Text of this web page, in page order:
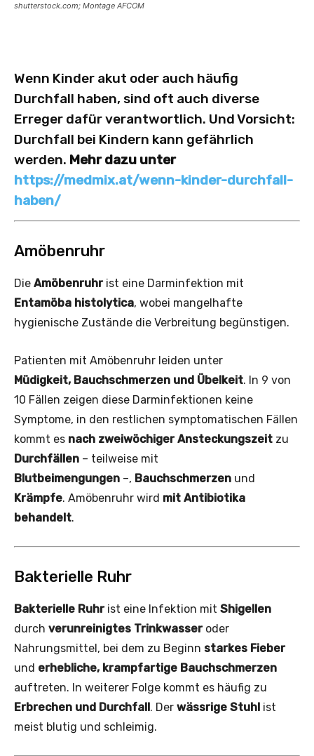
shutterstock.com; Montage AFCOM
Wenn Kinder akut oder auch häufig
Durchfall haben, sind oft auch diverse
Erreger dafür verantwortlich. Und Vorsicht:
Durchfall bei Kindern kann gefährlich
werden. Mehr dazu unter
https://medmix.at/wenn-kinder-durchfall-
haben/
Amöbenruhr
Die Amöbenruhrist eine Darminfektion mit
Entamöba histolytica, wobei mangelhafte
hygienische Zustände die Verbreitung begünstigen.
Patienten mit Amöbenruhr leiden unter
Müdigkeit, Bauchschmerzen und Übelkeit. In 9 von
10 Fällen zeigen diese Darminfektionen keine
Symptome, in den restlichen symptomatischen Fällen
kommt es nach zweiwöchiger Ansteckungszeit zu
Durchfällen – teilweise mit
Blutbeimengungen –, Bauchschmerzen und
Krämpfe. Amöbenruhr wird mit Antibiotika
behandelt.
Bakterielle Ruhr
Bakterielle Ruhrist eine Infektion mit Shigellen
durch verunreinigtes Trinkwasseroder
Nahrungsmittel, bei dem zu Beginn starkes Fieber
und erhebliche, krampfartige Bauchschmerzen
auftreten. In weiterer Folge kommt es häufig zu
Erbrechen und Durchfall. Der wässrige Stuhl ist
meist blutig und schleimig.